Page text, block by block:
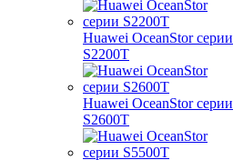
Huawei OceanStor серии
S2200T
Huawei OceanStor серии
S2600T